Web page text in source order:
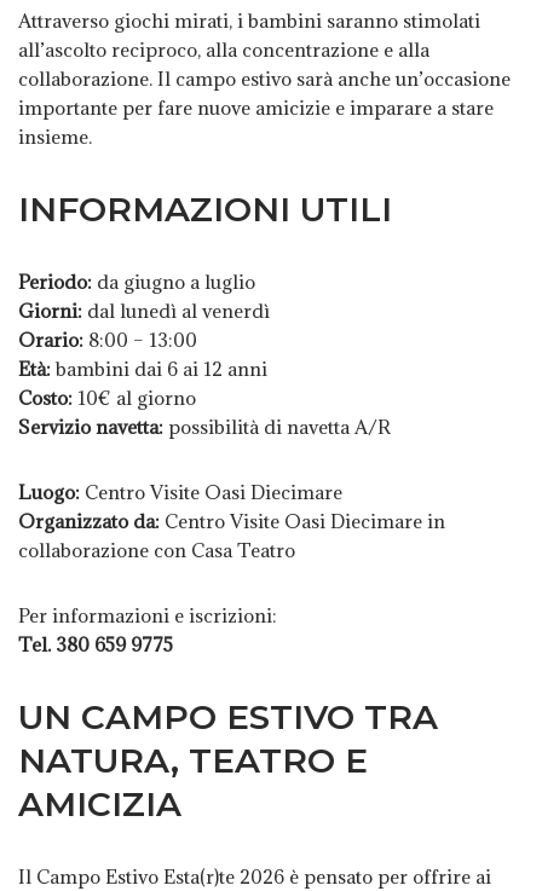
Attraverso giochi mirati, i bambini saranno stimolati
all’ascolto reciproco, alla concentrazione e alla
collaborazione. Il campo estivo sarà anche un’occasione
importante per fare nuove amicizie e imparare a stare
insieme.
INFORMAZIONI UTILI
Periodo: da giugno a luglio
Giorni: dal lunedì al venerdì
Orario: 8:00 – 13:00
Età: bambini dai 6 ai 12 anni
Costo: 10€ al giorno
Servizio navetta: possibilità di navetta A/R
Luogo: Centro Visite Oasi Diecimare
Organizzato da: Centro Visite Oasi Diecimare in
collaborazione con Casa Teatro
Per informazioni e iscrizioni:
Tel. 380 659 9775
UN CAMPO ESTIVO TRA
NATURA, TEATRO E
AMICIZIA
Il Campo Estivo Esta(r)te 2026 è pensato per offrire ai